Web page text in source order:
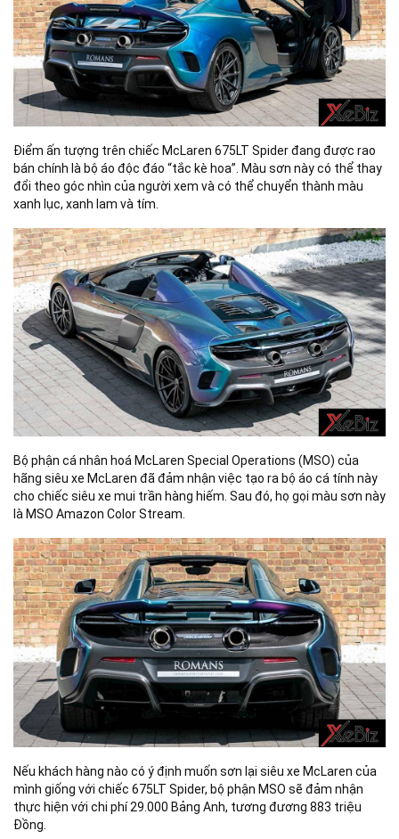
Điểm ấn tượng trên chiếc McLaren 675LT Spider đang được rao
bán chính là bộ áo độc đáo “tắc kè hoa”. Màu sơn này có thể thay
đổi theo góc nhìn của người xem và có thể chuyển thành màu
xanh lục, xanh lam và tím.
Bộ phận cá nhân hoá McLaren Special Operations (MSO) của
hãng siêu xe McLaren đã đảm nhận việc tạo ra bộ áo cá tính này
cho chiếc siêu xe mui trần hàng hiếm. Sau đó, họ gọi màu sơn này
là MSO Amazon Color Stream.
Nếu khách hàng nào có ý định muốn sơn lại siêu xe McLaren của
mình giống với chiếc 675LT Spider, bộ phận MSO sẽ đảm nhận
thực hiện với chi phí 29.000 Bảng Anh, tương đương 883 triệu
Đồng.